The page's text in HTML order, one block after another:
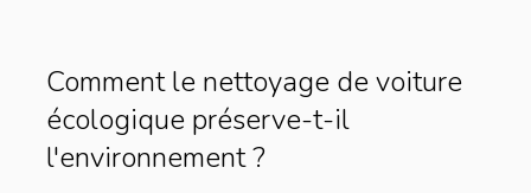
Comment le nettoyage de voiture
écologique préserve-t-il
l'environnement ?